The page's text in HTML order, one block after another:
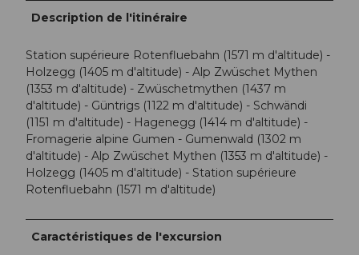
Description de l'itinéraire
Station supérieure Rotenfluebahn (1571 m d'altitude) -
Holzegg (1405 m d'altitude) - Alp Zwüschet Mythen
(1353 m d'altitude) - Zwüschetmythen (1437 m
d'altitude) - Güntrigs (1122 m d'altitude) - Schwändi
(1151 m d'altitude) - Hagenegg (1414 m d'altitude) -
Fromagerie alpine Gumen - Gumenwald (1302 m
d'altitude) - Alp Zwüschet Mythen (1353 m d'altitude) -
Holzegg (1405 m d'altitude) - Station supérieure
Rotenfluebahn (1571 m d'altitude)
Caractéristiques de l'excursion